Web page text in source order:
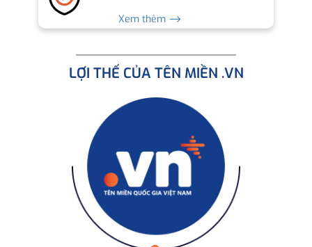
Xem thêm ⟶
LỢI THẾ CỦA TÊN MIỀN .VN